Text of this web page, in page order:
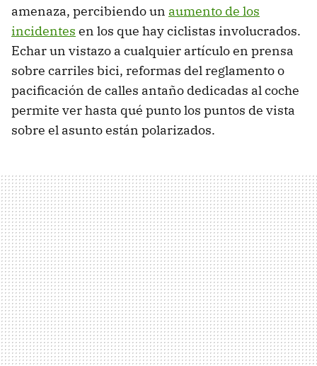
amenaza, percibiendo un aumento de los
incidentes en los que hay ciclistas involucrados.
Echar un vistazo a cualquier artículo en prensa
sobre carriles bici, reformas del reglamento o
pacificación de calles antaño dedicadas al coche
permite ver hasta qué punto los puntos de vista
sobre el asunto están polarizados.